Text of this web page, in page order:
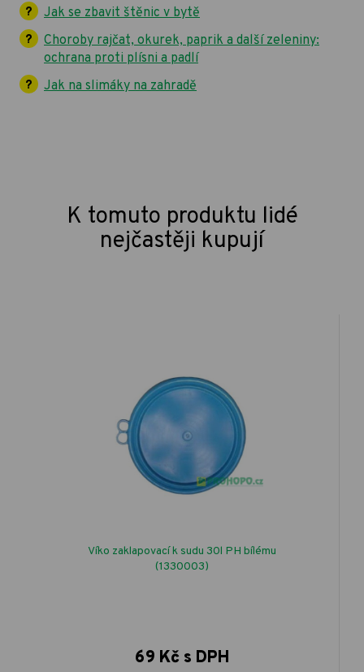
Jak se zbavit štěnic v bytě
Choroby rajčat, okurek, paprik a další zeleniny:
ochrana proti plísni a padlí
Jak na slimáky na zahradě
K tomuto produktu lidé
nejčastěji kupují
Víko zaklapovací k sudu 30l PH bílému
(1330003)
69 Kč s DPH